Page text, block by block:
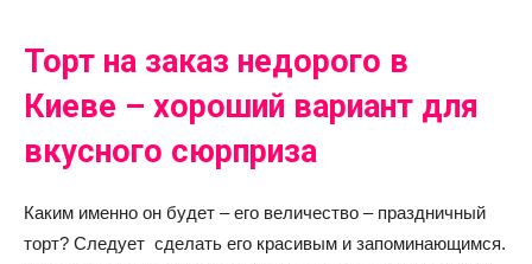
Торт на заказ недорого в
Киеве – хороший вариант для
вкусного сюрприза
Каким именно он будет – его величество – праздничный
торт? Следует сделать его красивым и запоминающимся.